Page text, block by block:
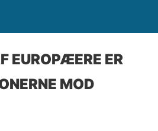
EUROPÆERE ER
MOD